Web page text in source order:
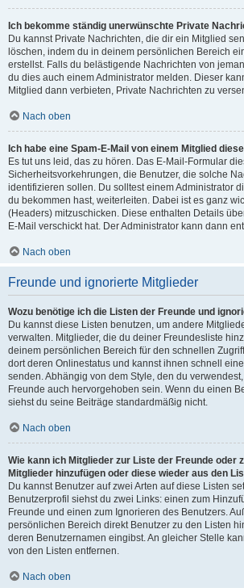
Ich bekomme ständig unerwünschte Private
Du kannst Private Nachrichten, die dir ein Mitglied
löschen, indem du in deinem persönlichen Bereich
erstellst. Falls du belästigende Nachrichten von
du dies auch einem Administrator melden. Dieser
Mitglied dann verbieten, Private Nachrichten zu
Nach oben
Ich habe eine Spam-E-Mail von einem Mitglied
Es tut uns leid, das zu hören. Das E-Mail-Formular
Sicherheitsvorkehrungen, die Benutzer, die solche
identifizieren sollen. Du solltest einem Administrator
du bekommen hast, weiterleiten. Dabei ist es ganz
(Headers) mitzuschicken. Diese enthalten Details
E-Mail verschickt hat. Der Administrator kann dann
Nach oben
Freunde und ignorierte Mitglieder
Wozu benötige ich die Listen der Freunde und
Du kannst diese Listen benutzen, um andere
verwalten. Mitglieder, die du deiner Freundesliste
deinem persönlichen Bereich für den schnellen
dort deren Onlinestatus und kannst ihnen schnell
senden. Abhängig von dem Style, den du
Freunde auch hervorgehoben sein. Wenn du einen
siehst du seine Beiträge standardmäßig nicht.
Nach oben
Wie kann ich Mitglieder zur Liste der Freunde oder
Mitglieder hinzufügen oder diese wieder aus den
Du kannst Benutzer auf zwei Arten auf diese Listen
Benutzerprofil siehst du zwei Links: einen zum
Freunde und einen zum Ignorieren des Benutzers.
persönlichen Bereich direkt Benutzer zu den Listen
deren Benutzernamen eingibst. An gleicher Stelle
von den Listen entfernen.
Nach oben